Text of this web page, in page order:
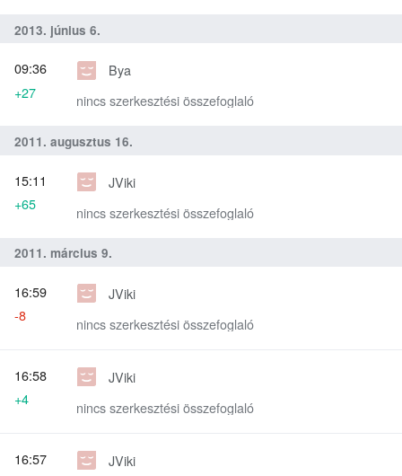
2013. június 6.
Bya
nincs szerkesztési összefoglaló
09:36
+27
2011. augusztus 16.
JViki
nincs szerkesztési összefoglaló
15:11
+65
2011. március 9.
JViki
nincs szerkesztési összefoglaló
16:59
-8
JViki
nincs szerkesztési összefoglaló
16:58
+4
JViki
16:57